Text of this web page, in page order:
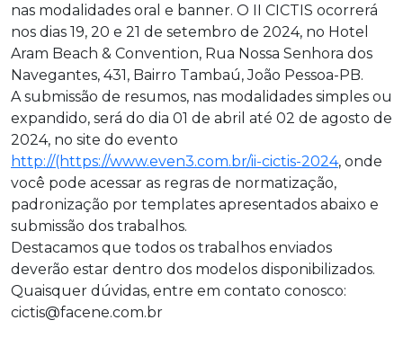
nas modalidades oral e banner. O II CICTIS ocorrerá
nos dias 19, 20 e 21 de setembro de 2024, no Hotel
Aram Beach & Convention, Rua Nossa Senhora dos
Navegantes, 431, Bairro Tambaú, João Pessoa-PB.
A submissão de resumos, nas modalidades simples ou
expandido, será do dia 01 de abril até 02 de agosto de
2024, no site do evento
http://(https://www.even3.com.br/ii-cictis-2024, onde
você pode acessar as regras de normatização,
padronização por templates apresentados abaixo e
submissão dos trabalhos.
Destacamos que todos os trabalhos enviados
deverão estar dentro dos modelos disponibilizados.
Quaisquer dúvidas, entre em contato conosco:
cictis@facene.com.br